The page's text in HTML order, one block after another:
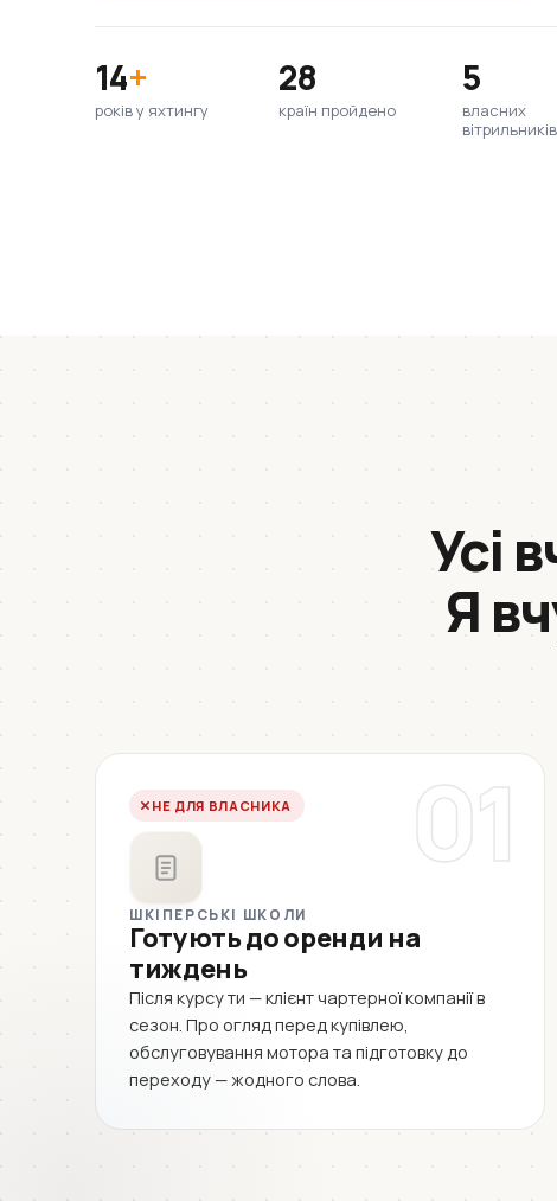
14+
років у яхтингу
28
країн пройдено
5
власних
вітрильників
Усі
Я
01
НЕ ДЛЯ ВЛАСНИКА
ШКІПЕРСЬКІ ШКОЛИ
Готують до оренди на
тиждень
Після курсу ти — клієнт чартерної компанії в
сезон. Про огляд перед купівлею,
обслуговування мотора та підготовку до
переходу — жодного слова.